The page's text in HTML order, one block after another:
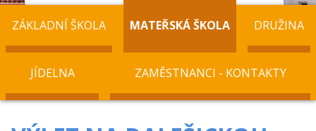
ZÁKLADNÍ ŠKOLA MATEŘSKÁ ŠKOLA DRUŽINA
JÍDELNA ZAMĚSTNANCI - KONTAKTY